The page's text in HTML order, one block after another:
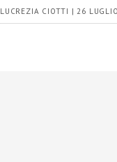
LUCREZIA CIOTTI | 26